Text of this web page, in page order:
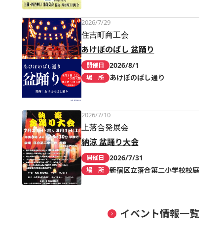
2026/7/29
住吉町商工会
あけぼのばし 盆踊り
開催日 2026/8/1
場 所 あけぼのばし通り
2026/7/10
上落合発展会
納涼 盆踊り大会
開催日 2026/7/31
場 所 新宿区立落合第二小学校校庭
イベント情報一覧